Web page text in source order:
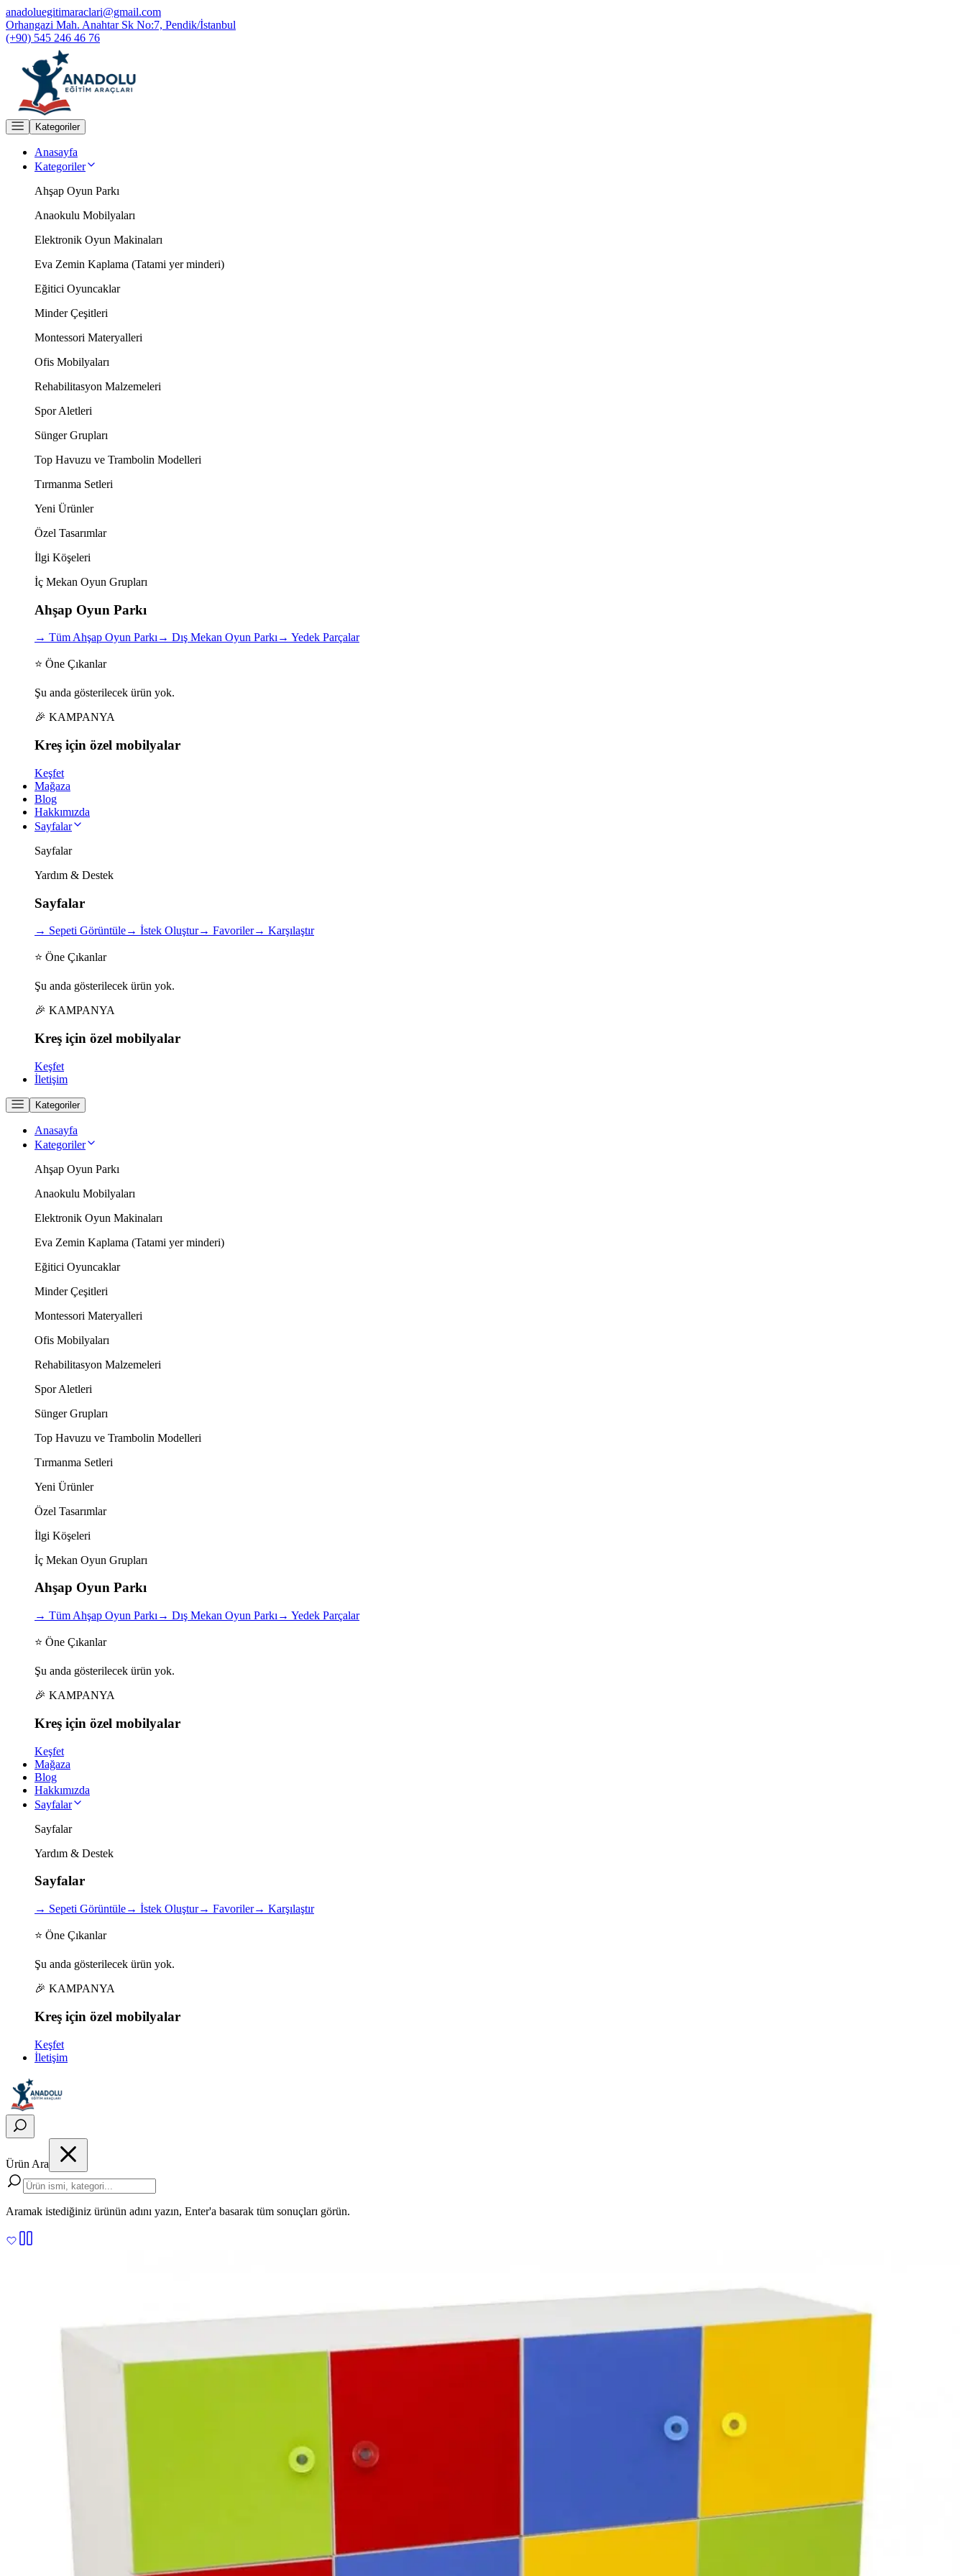
anadoluegitimaraclari@gmail.com
Orhangazi Mah. Anahtar Sk No:7, Pendik/İstanbul
(+90) 545 246 46 76
Kategoriler
Anasayfa
Kategoriler
Ahşap Oyun Parkı
Anaokulu Mobilyaları
Elektronik Oyun Makinaları
Eva Zemin Kaplama (Tatami yer minderi)
Eğitici Oyuncaklar
Minder Çeşitleri
Montessori Materyalleri
Ofis Mobilyaları
Rehabilitasyon Malzemeleri
Spor Aletleri
Sünger Grupları
Top Havuzu ve Trambolin Modelleri
Tırmanma Setleri
Yeni Ürünler
Özel Tasarımlar
İlgi Köşeleri
İç Mekan Oyun Grupları
Ahşap Oyun Parkı
→ Tüm Ahşap Oyun Parkı→ Dış Mekan Oyun Parkı→ Yedek Parçalar
⭐ Öne Çıkanlar
Şu anda gösterilecek ürün yok.
🎉 KAMPANYA
Kreş için özel mobilyalar
Keşfet
Mağaza
Blog
Hakkımızda
Sayfalar
Sayfalar
Yardım & Destek
Sayfalar
→ Sepeti Görüntüle→ İstek Oluştur→ Favoriler→ Karşılaştır
⭐ Öne Çıkanlar
Şu anda gösterilecek ürün yok.
🎉 KAMPANYA
Kreş için özel mobilyalar
Keşfet
İletişim
Kategoriler
Anasayfa
Kategoriler
Ahşap Oyun Parkı
Anaokulu Mobilyaları
Elektronik Oyun Makinaları
Eva Zemin Kaplama (Tatami yer minderi)
Eğitici Oyuncaklar
Minder Çeşitleri
Montessori Materyalleri
Ofis Mobilyaları
Rehabilitasyon Malzemeleri
Spor Aletleri
Sünger Grupları
Top Havuzu ve Trambolin Modelleri
Tırmanma Setleri
Yeni Ürünler
Özel Tasarımlar
İlgi Köşeleri
İç Mekan Oyun Grupları
Ahşap Oyun Parkı
→ Tüm Ahşap Oyun Parkı → Dış Mekan Oyun Parkı → Yedek Parçalar
⭐ Öne Çıkanlar
Şu anda gösterilecek ürün yok.
🎉 KAMPANYA
Kreş için özel mobilyalar
Keşfet
Mağaza
Blog
Hakkımızda
Sayfalar
Sayfalar
Yardım & Destek
Sayfalar
→ Sepeti Görüntüle→ İstek Oluştur→ Favoriler→ Karşılaştır
⭐ Öne Çıkanlar
Şu anda gösterilecek ürün yok.
🎉 KAMPANYA
Kreş için özel mobilyalar
Keşfet
İletişim
Ürün Ara
Aramak istediğiniz ürünün adını yazın, Enter'a basarak tüm sonuçları görün.